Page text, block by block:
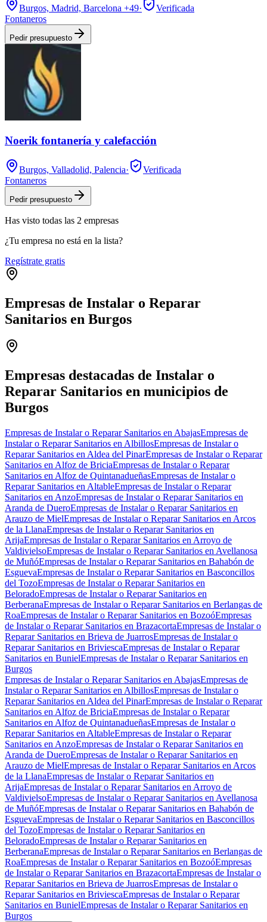
Burgos, Madrid, Barcelona +49·
Verificada
Fontaneros
Pedir presupuesto
Noerik fontanería y calefacción
Burgos, Valladolid, Palencia·
Verificada
Fontaneros
Pedir presupuesto
Has visto todas las 2 empresas
¿Tu empresa no está en la lista?
Regístrate gratis
Empresas de Instalar o Reparar
Sanitarios en Burgos
−
Empresas destacadas de Instalar o
Reparar Sanitarios en municipios de
Burgos
Empresas de Instalar o Reparar Sanitarios en AbajasEmpresas de
Instalar o Reparar Sanitarios en AlbillosEmpresas de Instalar o
Reparar Sanitarios en Aldea del PinarEmpresas de Instalar o Reparar
Sanitarios en Alfoz de BriciaEmpresas de Instalar o Reparar
Sanitarios en Alfoz de QuintanadueñasEmpresas de Instalar o
Reparar Sanitarios en AltableEmpresas de Instalar o Reparar
Sanitarios en AnzoEmpresas de Instalar o Reparar Sanitarios en
Aranda de DueroEmpresas de Instalar o Reparar Sanitarios en
Arauzo de MielEmpresas de Instalar o Reparar Sanitarios en Arcos
de la LlanaEmpresas de Instalar o Reparar Sanitarios en
ArijaEmpresas de Instalar o Reparar Sanitarios en Arroyo de
ValdivielsoEmpresas de Instalar o Reparar Sanitarios en Avellanosa
de MuñóEmpresas de Instalar o Reparar Sanitarios en Bahabón de
EsguevaEmpresas de Instalar o Reparar Sanitarios en Basconcillos
del TozoEmpresas de Instalar o Reparar Sanitarios en
BeloradoEmpresas de Instalar o Reparar Sanitarios en
BerberanaEmpresas de Instalar o Reparar Sanitarios en Berlangas de
RoaEmpresas de Instalar o Reparar Sanitarios en BozoóEmpresas
de Instalar o Reparar Sanitarios en BrazacortaEmpresas de Instalar o
Reparar Sanitarios en Brieva de JuarrosEmpresas de Instalar o
Reparar Sanitarios en BriviescaEmpresas de Instalar o Reparar
Sanitarios en BunielEmpresas de Instalar o Reparar Sanitarios en
Burgos
Empresas de Instalar o Reparar Sanitarios en AbajasEmpresas de
Instalar o Reparar Sanitarios en AlbillosEmpresas de Instalar o
Reparar Sanitarios en Aldea del PinarEmpresas de Instalar o Reparar
Sanitarios en Alfoz de BriciaEmpresas de Instalar o Reparar
Sanitarios en Alfoz de QuintanadueñasEmpresas de Instalar o
Reparar Sanitarios en AltableEmpresas de Instalar o Reparar
Sanitarios en AnzoEmpresas de Instalar o Reparar Sanitarios en
Aranda de DueroEmpresas de Instalar o Reparar Sanitarios en
Arauzo de MielEmpresas de Instalar o Reparar Sanitarios en Arcos
de la LlanaEmpresas de Instalar o Reparar Sanitarios en
ArijaEmpresas de Instalar o Reparar Sanitarios en Arroyo de
ValdivielsoEmpresas de Instalar o Reparar Sanitarios en Avellanosa
de MuñóEmpresas de Instalar o Reparar Sanitarios en Bahabón de
EsguevaEmpresas de Instalar o Reparar Sanitarios en Basconcillos
del TozoEmpresas de Instalar o Reparar Sanitarios en
BeloradoEmpresas de Instalar o Reparar Sanitarios en
BerberanaEmpresas de Instalar o Reparar Sanitarios en Berlangas de
RoaEmpresas de Instalar o Reparar Sanitarios en BozoóEmpresas
de Instalar o Reparar Sanitarios en BrazacortaEmpresas de Instalar o
Reparar Sanitarios en Brieva de JuarrosEmpresas de Instalar o
Reparar Sanitarios en BriviescaEmpresas de Instalar o Reparar
Sanitarios en BunielEmpresas de Instalar o Reparar Sanitarios en
Burgos